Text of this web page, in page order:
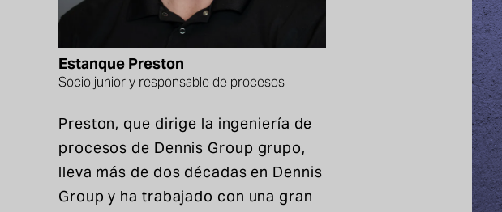
Estanque Preston
Socio junior y responsable de procesos
Preston, que dirige la ingeniería de
procesos de Dennis Group grupo,
lleva más de dos décadas en Dennis
Group y ha trabajado con una gran